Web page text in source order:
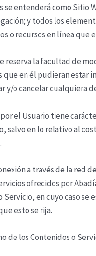
se entenderá como Sitio
y todos los
o recursos en línea que
reserva la facultad de
que en él pudieran estar
o cancelar cualquiera
por el Usuario tiene
salvo en lo relativo al
a través de la red
ofrecidos por
en cuyo caso se
esto se rija.
de los Contenidos o